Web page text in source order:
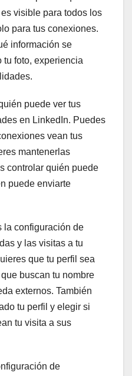
visible para todos los
para tus conexiones.
información se
tu foto, experiencia
puede ver tus
en LinkedIn. Puedes
vean tus
mantenerlas
controlar quién puede
puede enviarte
la configuración de
y las visitas a tu
que tu perfil sea
buscan tu nombre
externos. También
tu perfil y elegir si
tu visita a sus
de